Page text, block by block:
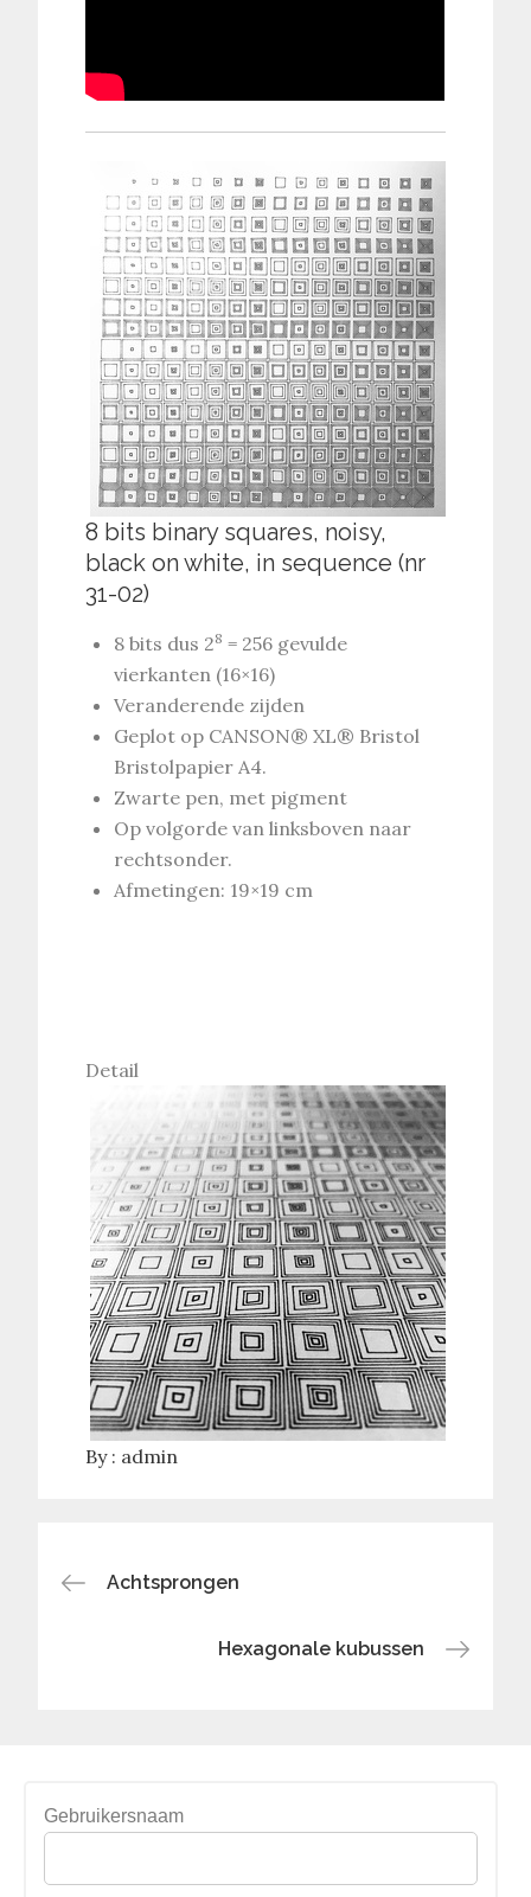
8 bits binary squares, noisy,
black on white, in sequence (nr
31-02)
8 bits dus 28 = 256 gevulde
vierkanten (16×16)
Veranderende zijden
Geplot op CANSON® XL® Bristol
Bristolpapier A4.
Zwarte pen, met pigment
Op volgorde van linksboven naar
rechtsonder.
Afmetingen: 19×19 cm
Detail
By : admin
Bericht
navigatie
Achtsprongen
Hexagonale kubussen
Gebruikersnaam